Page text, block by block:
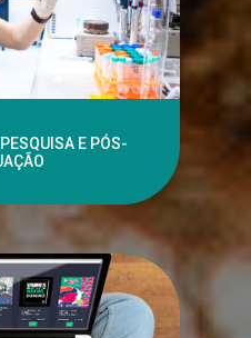
E PÓS-